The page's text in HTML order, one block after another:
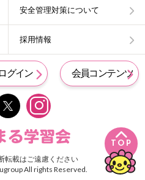
TOP
安全管理対策について
採用情報
グイン 会員コンテンツ

転載はご遠慮ください
All rights Reserved.